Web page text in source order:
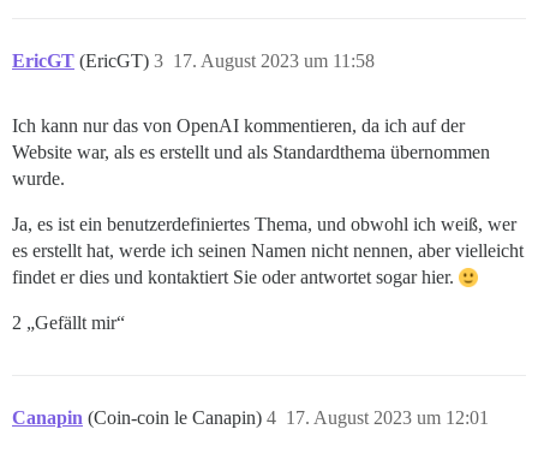
EricGT (EricGT) 17. August 2023 um 11:58
3
Ich kann nur das von OpenAI kommentieren, da ich auf der
Website war, als es erstellt und als Standardthema übernommen
wurde.
Ja, es ist ein benutzerdefiniertes Thema, und obwohl ich weiß, wer
es erstellt hat, werde ich seinen Namen nicht nennen, aber vielleicht
findet er dies und kontaktiert Sie oder antwortet sogar hier.
2 „Gefällt mir“
Canapin (Coin-coin le Canapin) 17. August 2023 um 12:01
4